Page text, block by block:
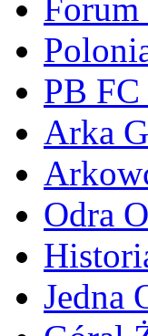
PB FC
Arka
Odra
Jedna